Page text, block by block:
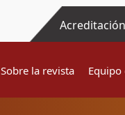
Sobre la revista